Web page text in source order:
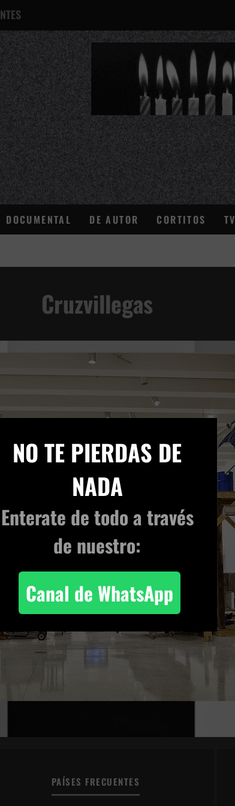
¿QUÉ ES ESTO?
DOCUMENTAL DE AUTOR CORTITOS TV
Cruzvillegas
PAÍSES FRECUENTES
NO TE PIERDAS DE
NADA
Enterate de todoa través
de nuestro:
Canal de WhatsApp